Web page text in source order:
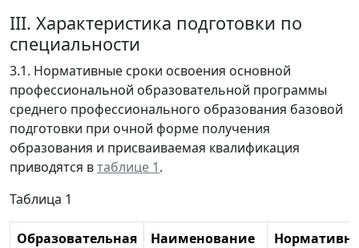
III. Характеристика подготовки по
специальности
3.1. Нормативные сроки освоения основной
профессиональной образовательной программы
среднего профессионального образования базовой
подготовки при очной форме получения
образования и присваиваемая квалификация
приводятся втаблице 1.
Таблица 1
Образовательная
Наименование